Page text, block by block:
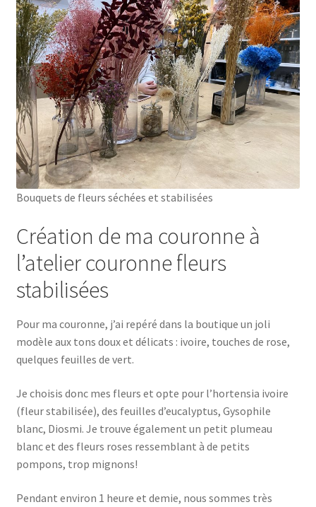
Bouquets de fleurs séchées et stabilisées
Création de ma couronne à
l’atelier couronne fleurs
stabilisées
Pour ma couronne, j’ai repéré dans la boutique un joli
modèle aux tons doux et délicats : ivoire, touches de rose,
quelques feuilles de vert.
Je choisis donc mes fleurs et opte pour l’hortensia ivoire
(fleur stabilisée), des feuilles d’eucalyptus, Gysophile
blanc, Diosmi. Je trouve également un petit plumeau
blanc et des fleurs roses ressemblant à de petits
pompons, trop mignons!
Pendant environ 1 heure et demie, nous sommes très